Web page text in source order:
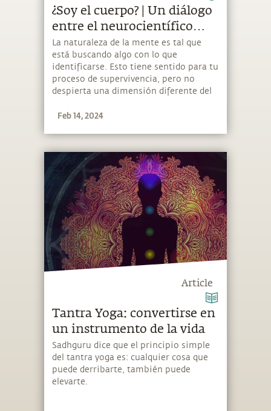
¿Soy el cuerpo? | Un diálogo
entre el neurocientífico
David Eagleman y
Sadhguru
La naturaleza de la mente es tal que
está buscando algo con lo que
identificarse. Esto tiene sentido para tu
proceso de supervivencia, pero no
despierta una dimensión diferente del
no identificarse con nada.
Feb 14, 2024
Article
Tantra Yoga: convertirse en
un instrumento de la vida
Sadhguru dice que el principio simple
del tantra yoga es: cualquier cosa que
puede derribarte, también puede
elevarte.